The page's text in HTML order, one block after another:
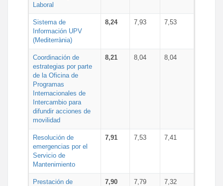
Laboral
Sistema de
Información UPV
(Mediterrània)
8,24 7,93 7,53
Coordinación de
estrategias por parte
de la Oficina de
Programas
Internacionales de
Intercambio para
difundir acciones de
movilidad
8,21 8,04 8,04
Resolución de
emergencias por el
Servicio de
Mantenimiento
7,91 7,53 7,41
Prestación de
7,90 7,79 7,32